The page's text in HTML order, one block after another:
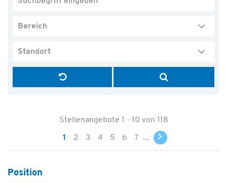
Bereich
Standort
Stellenangebote 1 - 10 von 118
1 2 3 4 5 6 7 ...
Position